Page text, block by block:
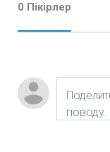
0 Пікірлер